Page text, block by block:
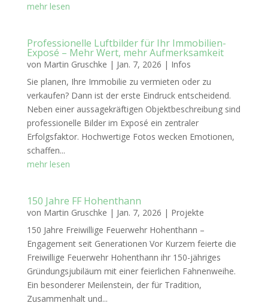
mehr lesen
Professionelle Luftbilder für Ihr Immobilien-
Exposé – Mehr Wert, mehr Aufmerksamkeit
von Martin Gruschke | Jan. 7, 2026 | Infos
Sie planen, Ihre Immobilie zu vermieten oder zu
verkaufen? Dann ist der erste Eindruck entscheidend.
Neben einer aussagekräftigen Objektbeschreibung sind
professionelle Bilder im Exposé ein zentraler
Erfolgsfaktor. Hochwertige Fotos wecken Emotionen,
schaffen...
mehr lesen
150 Jahre FF Hohenthann
von Martin Gruschke | Jan. 7, 2026 | Projekte
150 Jahre Freiwillige Feuerwehr Hohenthann –
Engagement seit Generationen Vor Kurzem feierte die
Freiwillige Feuerwehr Hohenthann ihr 150-jähriges
Gründungsjubiläum mit einer feierlichen Fahnenweihe.
Ein besonderer Meilenstein, der für Tradition,
Zusammenhalt und...